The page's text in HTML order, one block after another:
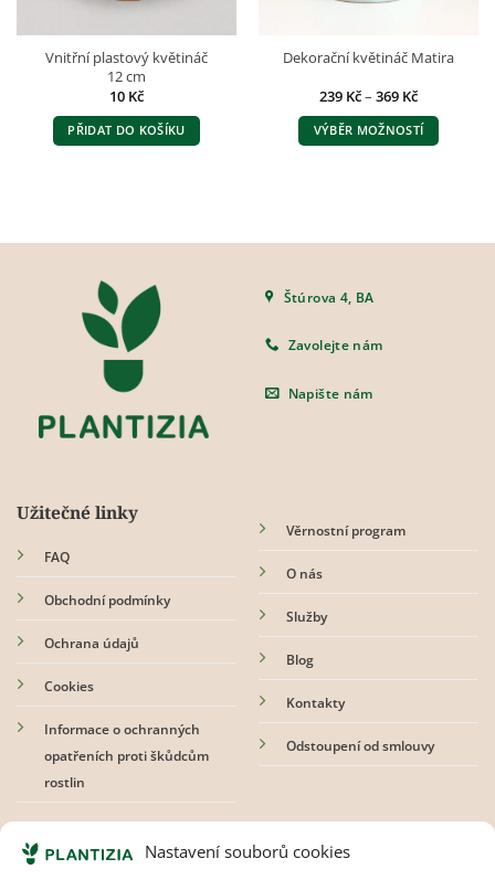
Nastavení souborů cookies
Vnitřní plastový květináč
12 cm
10 Kč
PŘIDAT DO KOŠÍKU
Dekorační květináč Matira
239 Kč– 369 KčRozpětí
239 Kč
až
369 Kč
VÝBĚR MOŽNOSTÍ
variant.
lze
na
Štúrova 4, BA
Zavolejte nám
Napište nám
Užitečné linky
FAQ
Obchodní podmínky
Ochrana údajů
Cookies
Informace o ochranných
opatřeních proti škůdcům
rostlin
Věrnostní program
O nás
Služby
Blog
Kontakty
Odstoupení od smlouvy
Přihlaste se k odběru newsletteru